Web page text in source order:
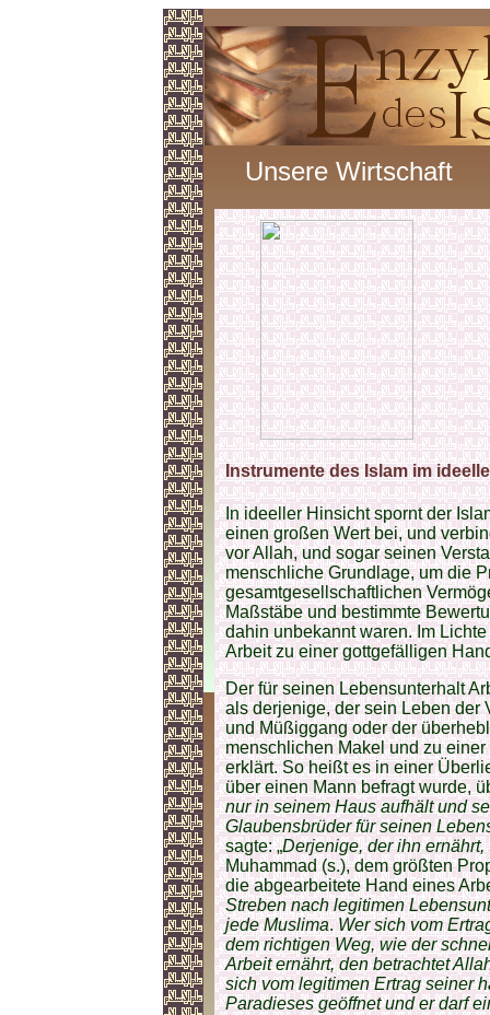
Unsere Wirtschaft
Instrumente des Islam im
In ideeller Hinsicht spornt der
einen großen Wert bei, und
vor Allah, und sogar seinen
menschliche Grundlage, um die
gesamtgesellschaftlichen
Maßstäbe und bestimmte
dahin unbekannt waren. Im
Arbeit zu einer gottgefälligen
Der für seinen Lebensunterhalt
als derjenige, der sein Leben der
und Müßiggang oder der
menschlichen Makel und zu
erklärt. So heißt es in einer
über einen Mann befragt wurde,
nur in seinem Haus aufhält und
Glaubensbrüder für seinen
sagte: „Derjenige, der ihn
Muhammad (s.), dem größten
die abgearbeitete Hand eines
Streben nach legitimen
jede Muslima.Wer sich vom
dem richtigen Weg, wie der
Arbeit ernährt, den betrachtet
sich vom legitimen Ertrag seiner
Paradieses geöffnet und er darf